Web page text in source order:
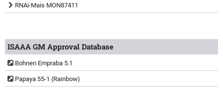
RNAi-Mais MON87411
ISAAA GM Approval Database
Bohnen Empraba 5.1
Papaya 55-1 (Rainbow)